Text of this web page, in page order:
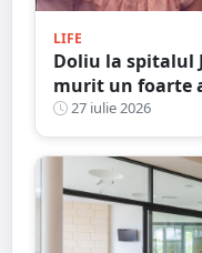
LIFE
Doliu la spitalul
murit un foarte
27 iulie 2026